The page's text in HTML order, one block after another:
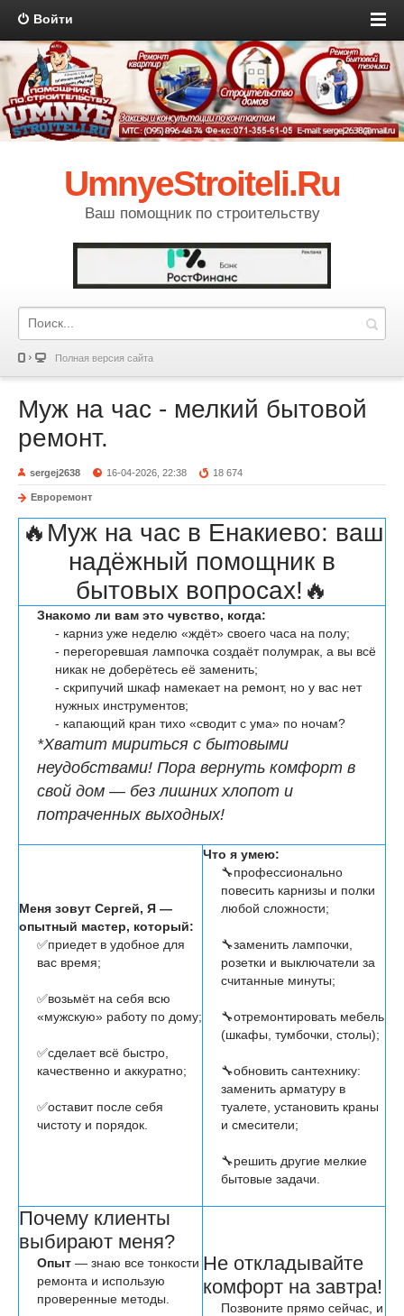
Войти
UmnyeStroiteli.Ru
Ваш помощник по строительству
Полная версия сайта
Муж на час - мелкий бытовой
ремонт.
sergej2638 16-04-2026, 22:38 18 674
Евроремонт
🔥Муж на час в Енакиево: ваш
надёжный помощник в
бытовых вопросах!🔥
Знакомо ли вам это чувство, когда:
- карниз уже неделю «ждёт» своего часа на полу;
- перегоревшая лампочка создаёт полумрак, а вы всё
никак не доберётесь её заменить;
- скрипучий шкаф намекает на ремонт, но у вас нет
нужных инструментов;
- капающий кран тихо «сводит с ума» по ночам?
*Хватит мириться с бытовыми
неудобствами! Пора вернуть комфорт в
свой дом — без лишних хлопот и
потраченных выходных!
Меня зовут Сергей, Я —
опытный мастер, который:
✅приедет в удобное для
вас время;
✅возьмёт на себя всю
«мужскую» работу по дому;
✅сделает всё быстро,
качественно и аккуратно;
✅оставит после себя
чистоту и порядок.
Что я умею:
🔧профессионально
повесить карнизы и полки
любой сложности;
🔧заменить лампочки,
розетки и выключатели за
считанные минуты;
🔧отремонтировать мебель
(шкафы, тумбочки, столы);
🔧обновить сантехнику:
заменить арматуру в
туалете, установить краны
и смесители;
🔧решить другие мелкие
бытовые задачи.
Почему клиенты
выбирают меня?
Опыт — знаю все тонкости
ремонта и использую
проверенные методы.
Не откладывайте
комфорт на завтра!
Позвоните прямо сейчас, и